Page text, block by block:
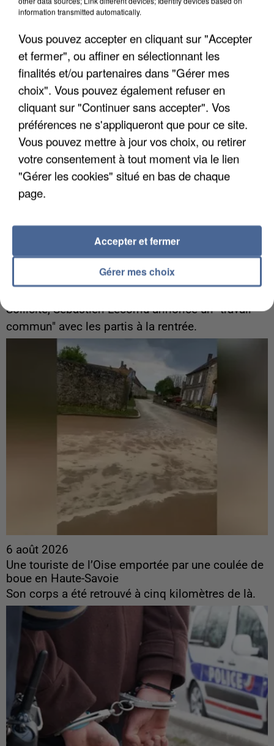
Algérie
quelques jours plus tôt.
Gabriel Attal et Raphaël Glucksmann visés par des
Sollicité, Sébastien Lecornu annonce un "travail
commun" avec les partis à la rentrée.
6 août 2026
Une touriste de l’Oise emportée par une coulée de
boue en Haute-Savoie
Son corps a été retrouvé à cinq kilomètres de là.
information transmitted automatically.
Vous pouvez accepter en cliquant sur "Accepter
et fermer", ou affiner en sélectionnant les
finalités et/ou partenaires dans "Gérer mes
choix". Vous pouvez également refuser en
cliquant sur "Continuer sans accepter". Vos
préférences ne s'appliqueront que pour ce site.
Vous pouvez mettre à jour vos choix, ou retirer
votre consentement à tout moment via le lien
"Gérer les cookies" situé en bas de chaque
page.
Gérer mes choix
Accepter et fermer